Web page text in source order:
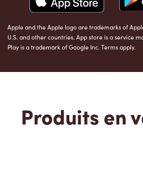
Apple and the Apple logo are trademarks of
U.S. and other countries. App store is a service
Play is a trademark of Google Inc. Terms apply.
Produits en